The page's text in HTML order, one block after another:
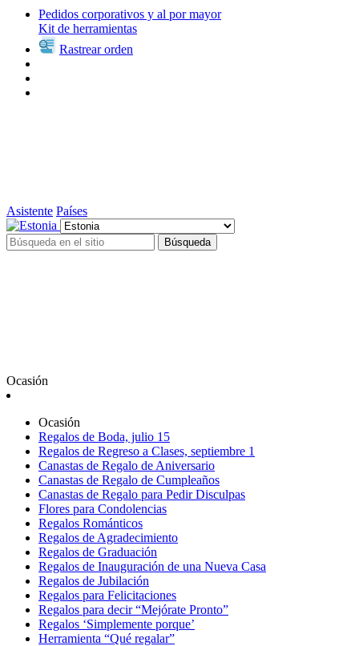
Pedidos corporativos y al por mayor
Kit de herramientas
Rastrear orden
Asistente Países
Búsqueda
Ocasión
Ocasión
Regalos de Boda, julio 15
Regalos de Regreso a Clases, septiembre 1
Canastas de Regalo de Aniversario
Canastas de Regalo de Cumpleaños
Canastas de Regalo para Pedir Disculpas
Flores para Condolencias
Regalos Románticos
Regalos de Agradecimiento
Regalos de Graduación
Regalos de Inauguración de una Nueva Casa
Regalos de Jubilación
Regalos para Felicitaciones
Regalos para decir “Mejórate Pronto”
Regalos ‘Simplemente porque’
Herramienta “Qué regalar”